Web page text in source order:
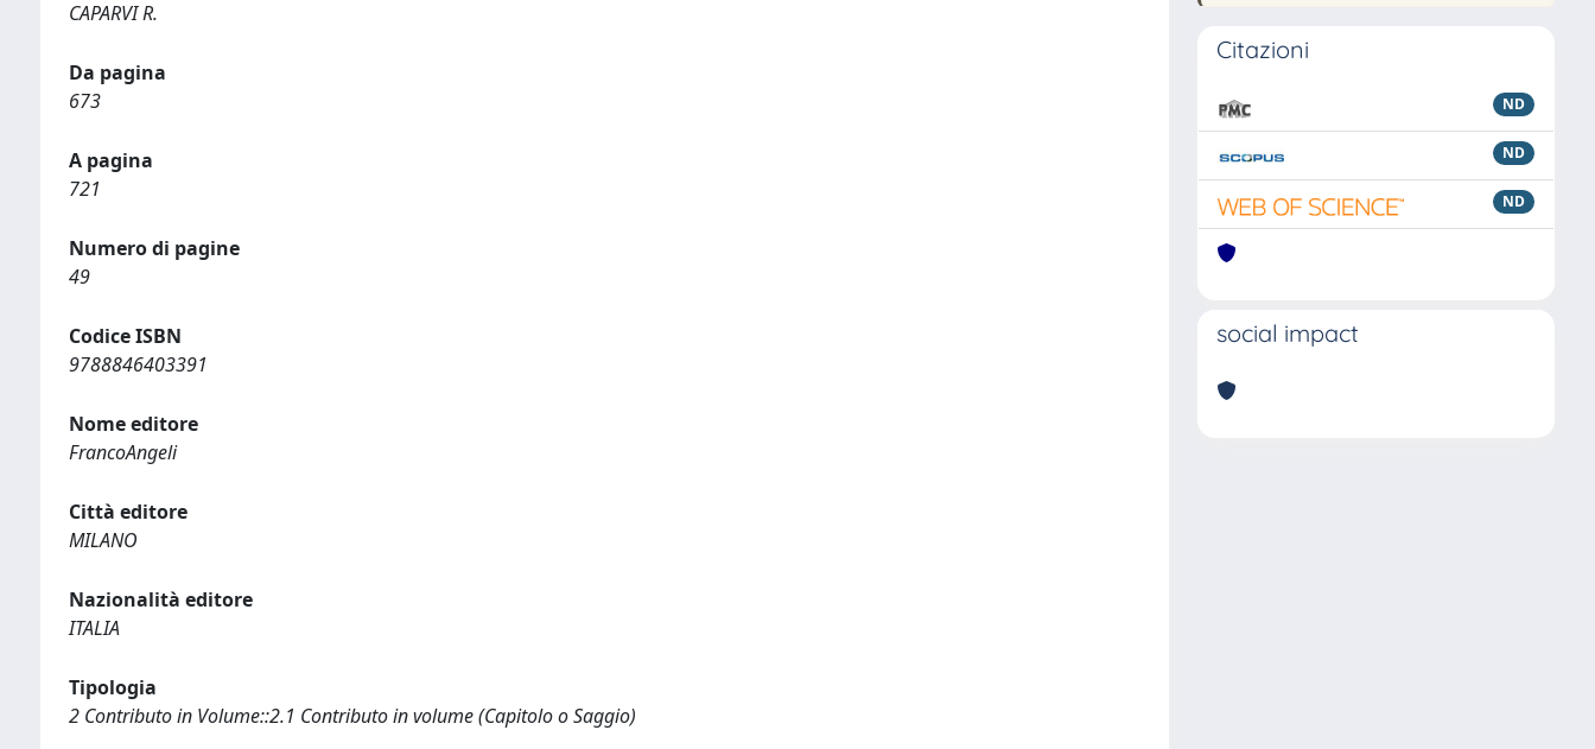
CAPARVI R.
Da pagina
673
A pagina
721
Numero di pagine
49
Codice ISBN
9788846403391
Nome editore
FrancoAngeli
Città editore
MILANO
Nazionalità editore
ITALIA
Tipologia
2 Contributo in Volume::2.1 Contributo in volume (Capitolo o Saggio)
Citazioni
ND
ND
ND
social impact